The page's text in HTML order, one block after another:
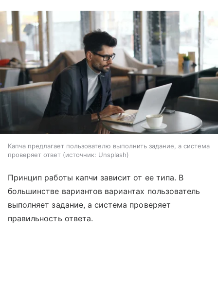
Капча предлагает пользователю выполнить задание, а система
проверяет ответ
источник: Unsplash
Принцип работы капчи зависит от ее типа. В
большинстве вариантов вариантах пользователь
выполняет задание, а система проверяет
правильность ответа.